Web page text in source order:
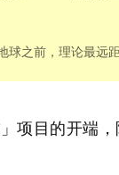
球之前，理论最远
项目的开端